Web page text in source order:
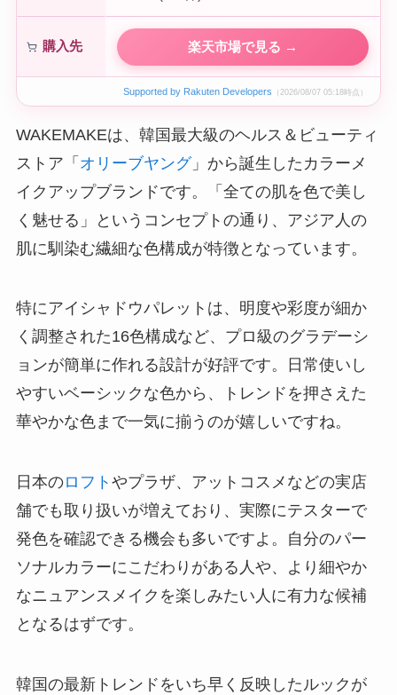
購入先 楽天市場で見る →
Supported by Rakuten Developers （2026/08/07 05:18時点）
WAKEMAKEは、韓国最大級のヘルス＆ビューティ
ストア「 オリーブヤング」から誕生したカラーメ
イクアップブランドです。「全ての肌を色で美し
く魅せる」というコンセプトの通り、アジア人の
肌に馴染む繊細な色構成が特徴となっています。
特にアイシャドウパレットは、明度や彩度が細か
く調整された16色構成など、プロ級のグラデーシ
ョンが簡単に作れる設計が好評です。日常使いし
やすいベーシックな色から、トレンドを押さえた
華やかな色まで一気に揃うのが嬉しいですね。
日本のロフト やプラザ、アットコスメなどの実店
舗でも取り扱いが増えており、実際にテスターで
発色を確認できる機会も多いですよ。自分のパー
ソナルカラーにこだわりがある人や、より細やか
なニュアンスメイクを楽しみたい人に有力な候補
となるはずです。
韓国の最新トレンドをいち早く反映したルックが